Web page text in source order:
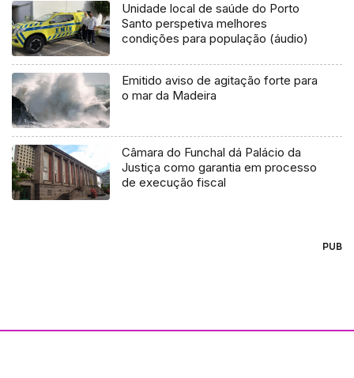
Unidade local de saúde do Porto
Santo perspetiva melhores
condições para população (áudio)
Emitido aviso de agitação forte para
o mar da Madeira
Câmara do Funchal dá Palácio da
Justiça como garantia em processo
de execução fiscal
PUB